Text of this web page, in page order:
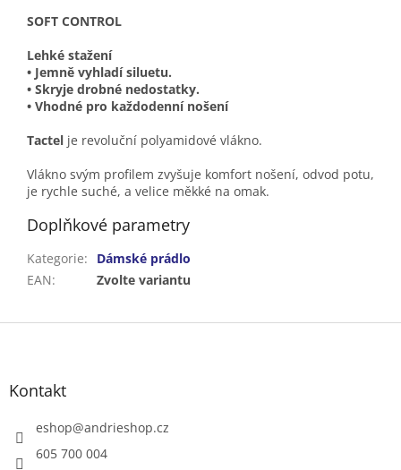
SOFT CONTROL
Lehké stažení
• Jemně vyhladí siluetu.
• Skryje drobné nedostatky.
• Vhodné pro každodenní nošení
Tactel je revoluční polyamidové vlákno.
Vlákno svým profilem zvyšuje komfort nošení, odvod potu,
je rychle suché, a velice měkké na omak.
Doplňkové parametry
Kategorie:
Dámské prádlo
EAN: Zvolte variantu
Z
Kontakt
eshop@andrieshop.cz
605 700 004